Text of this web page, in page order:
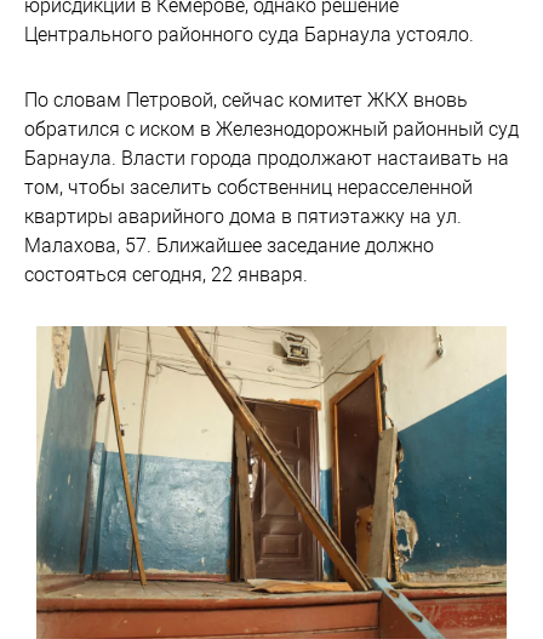
юрисдикции в Кемерове, однако решение
Центрального районного суда Барнаула устояло.
По словам Петровой, сейчас комитет ЖКХ вновь
обратился с иском в Железнодорожный районный суд
Барнаула. Власти города продолжают настаивать на
том, чтобы заселить собственниц нерасселенной
квартиры аварийного дома в пятиэтажку на ул.
Малахова, 57. Ближайшее заседание должно
состояться сегодня, 22 января.